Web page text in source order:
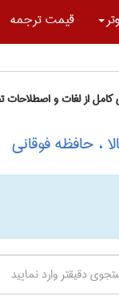
قیمت ترجمه
کامل از لغات و
، حافظه فوقانی